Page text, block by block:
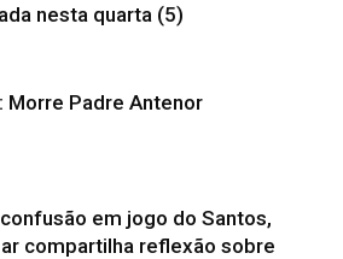
nesta quarta (5)
Morre Padre Antenor
em jogo do Santos,
compartilha reflexão sobre